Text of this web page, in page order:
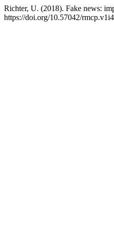
Richter, U. (2018). Fake news:
https://doi.org/10.57042/